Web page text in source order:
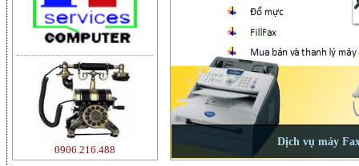
0906.216.488
500000